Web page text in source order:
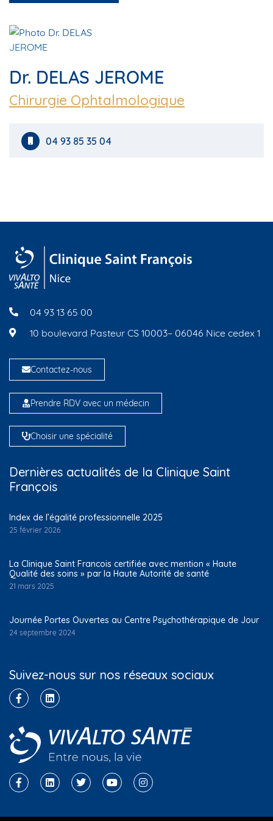
Dr. DELAS JEROME
Chirurgie Ophtalmologique
04 93 85 35 04
04 93 13 65 00
10 boulevard Pasteur CS 10003– 06046 Nice cedex 1
Contactez-nous
Prendre RDV avec un médecin
Choisir une spécialité
Dernières actualités de la Clinique Saint
François
Index de l’égalité professionnelle 2025
25 février 2026
La Clinique Saint Francois certifiée avec mention « Haute
Qualité des soins » par la Haute Autorité de santé
21 mars 2025
Journée Portes Ouvertes au Centre Psychothérapique de Jour
24 septembre 2024
Suivez-nous sur nos réseaux sociaux